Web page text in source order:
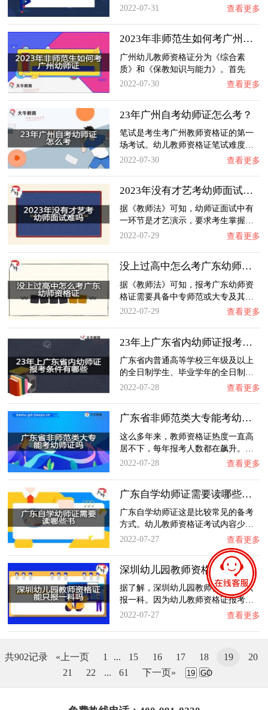
2022-07-31
查看更多
2023年非师范生如何考广州幼师证？
广州幼儿教师资格证分为《综合素
质》和《保教知识与能力》。首先
笔…
2022-07-30 查看更多
23年广州自考幼师证怎么考？
笔试是考生考广州教师资格证的第一
场考试。幼儿教师资格证笔试难度…
2022-07-30
查看更多
2023年没有才艺考幼师面试难吗？
据《教师法》可知，幼师证面试中有
一环节是才艺演示，要求考生掌握…
2022-07-29
查看更多
没上过高中怎么考广东幼师资格证？
据《教师法》可知，报考广东幼师资
格证需要具备中专师范或大专及其…
2022-07-29
查看更多
23年上广东省内幼师证报考条件有哪些？
广东省内普通高等学校三年级及以上
的全日制学生、毕业学年的全日制…
2022-07-28
查看更多
广东省非师范类大专能考幼师证吗？
这么多年来，教师资格证热度一直高
居不下，每年报考人数都在飙升。…
2022-07-28
查看更多
广东自学幼师证需要读哪些书？
广东自学幼师证这是比较常见的备考
方式。幼儿教师资格证考试内容少…
2022-07-27
查看更多
深圳幼儿园教师资格证能只报一科吗？
据了解，深圳幼儿园教师资格证能只
报一科。因为幼儿教师资格证报考…
2022-07-27
查看更多
共902记录 «上一页 1 ... 15 16 17 18 19
20
21
22 ... 61 下一页» GO